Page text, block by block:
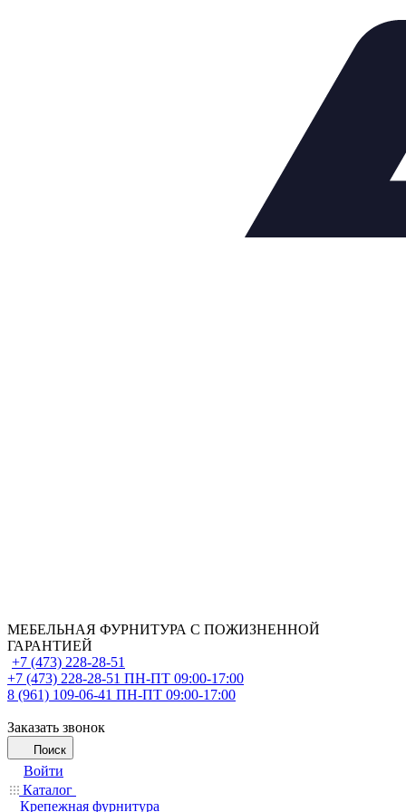
МЕБЕЛЬНАЯ ФУРНИТУРА С ПОЖИЗНЕННОЙ
ГАРАНТИЕЙ
+7 (473) 228-28-51
+7 (473) 228-28-51 ПН-ПТ 09:00-17:00
8 (961) 109-06-41 ПН-ПТ 09:00-17:00
Заказать звонок
Поиск
Войти
Каталог
Крепежная фурнитура